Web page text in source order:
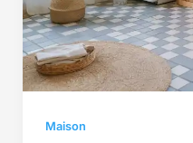
Maison